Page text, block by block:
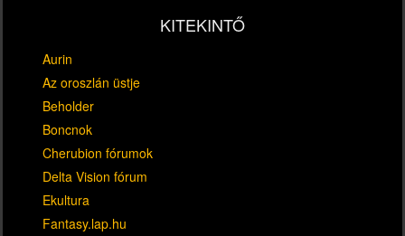
KITEKINTŐ
Aurin
Az oroszlán üstje
Beholder
Boncnok
Cherubion fórumok
Delta Vision fórum
Ekultura
Fantasy.lap.hu